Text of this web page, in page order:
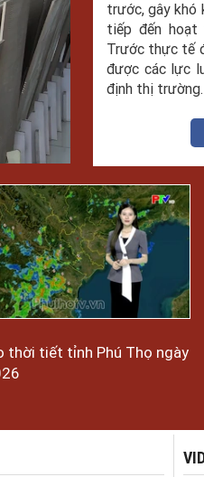
trước, gây khó
tiếp đến hoạt
Trước thực tế
được các lực
định thị trường.
thời tiết tỉnh Phú Thọ ngày